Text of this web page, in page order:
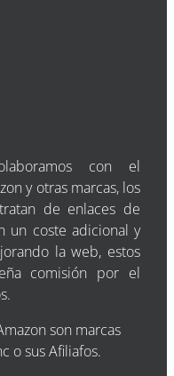
con el
y otras marcas, los
de enlaces de
un coste adicional y
la web, estos
comisión por el
son marcas
o sus Afiliafos.